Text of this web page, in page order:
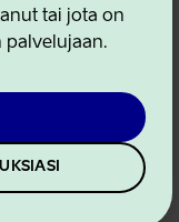
tai jota on
palvelujaan.